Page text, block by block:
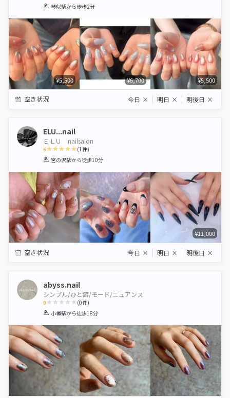
1 2 3 4 5
琴似駅から徒歩2分
¥5,500 ¥6,700 ¥5,500
空き状況 今日 × 明日 × 明後日 ×
ELU...nail
ＥＬＵ nailsalon
5
1 2 3 4 5
(1件)
宮の沢駅から徒歩10分
¥11,000
空き状況 今日 × 明日 × 明後日 ×
abyss.nail
シンプル/ひと癖/モード/ニュアンス
0
1 2 3 4 5
(0件)
小樽駅から徒歩18分